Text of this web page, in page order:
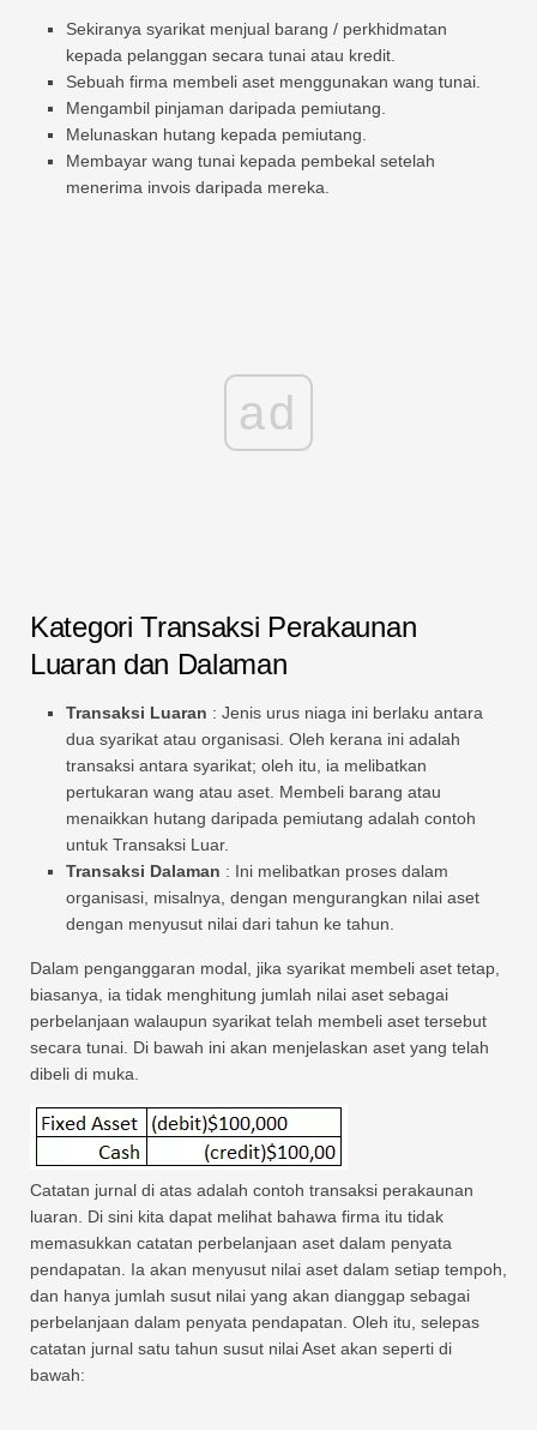
Sekiranya syarikat menjual barang / perkhidmatan
kepada pelanggan secara tunai atau kredit.
Sebuah firma membeli aset menggunakan wang tunai.
Mengambil pinjaman daripada pemiutang.
Melunaskan hutang kepada pemiutang.
Membayar wang tunai kepada pembekal setelah
menerima invois daripada mereka.
ad
Kategori Transaksi Perakaunan
Luaran dan Dalaman
Transaksi Luaran : Jenis urus niaga ini berlaku antara
dua syarikat atau organisasi. Oleh kerana ini adalah
transaksi antara syarikat; oleh itu, ia melibatkan
pertukaran wang atau aset. Membeli barang atau
menaikkan hutang daripada pemiutang adalah contoh
untuk Transaksi Luar.
Transaksi Dalaman : Ini melibatkan proses dalam
organisasi, misalnya, dengan mengurangkan nilai aset
dengan menyusut nilai dari tahun ke tahun.
Dalam penganggaran modal, jika syarikat membeli aset tetap,
biasanya, ia tidak menghitung jumlah nilai aset sebagai
perbelanjaan walaupun syarikat telah membeli aset tersebut
secara tunai. Di bawah ini akan menjelaskan aset yang telah
dibeli di muka.
Catatan jurnal di atas adalah contoh transaksi perakaunan
luaran. Di sini kita dapat melihat bahawa firma itu tidak
memasukkan catatan perbelanjaan aset dalam penyata
pendapatan. Ia akan menyusut nilai aset dalam setiap tempoh,
dan hanya jumlah susut nilai yang akan dianggap sebagai
perbelanjaan dalam penyata pendapatan. Oleh itu, selepas
catatan jurnal satu tahun susut nilai Aset akan seperti di
bawah: